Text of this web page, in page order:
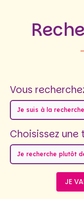
Vous
Je suis à la recherche
Choisissez
Je recherche plutôt
JE